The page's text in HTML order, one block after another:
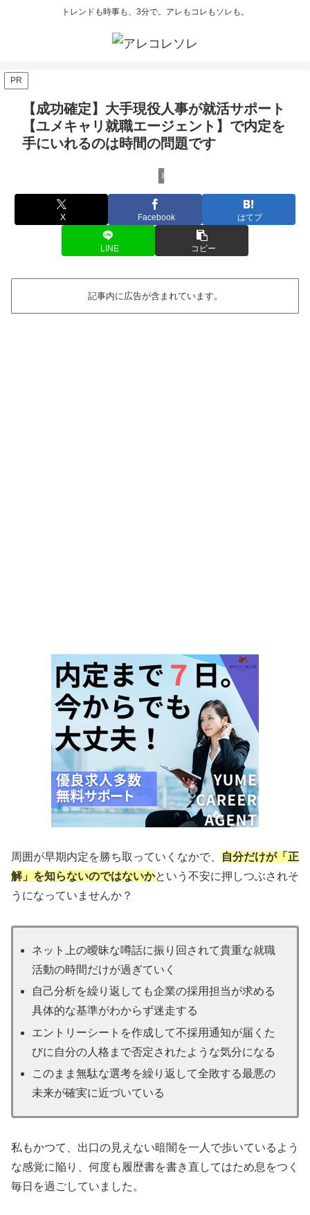
トレンドも時事も、3分で。アレもコレもソレも。
PR
【成功確定】大手現役人事が就活サポート
【ユメキャリ就職エージェント】で内定を
手にいれるのは時間の問題です
就職エージェント
X Facebook はてブ
LINE コピー
記事内に広告が含まれています。
周囲が早期内定を勝ち取っていくなかで、
自分だけが「正
解」を知らないのではないかという不安に押しつぶされそ
うになっていませんか？
ネット上の曖昧な噂話に振り回されて貴重な就職
活動の時間だけが過ぎていく
自己分析を繰り返しても企業の採用担当が求める
具体的な基準がわからず迷走する
エントリーシートを作成して不採用通知が届くた
びに自分の人格まで否定されたような気分になる
このまま無駄な選考を繰り返して全敗する最悪の
未来が確実に近づいている
私もかつて、出口の見えない暗闇を一人で歩いているよう
な感覚に陥り、何度も履歴書を書き直してはため息をつく
毎日を過ごしていました。